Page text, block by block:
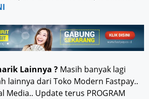
Lainnya ? Masih banyak lagi
lainnya dari Toko Modern Fastpay..
Media.. Update terus PROGRAM